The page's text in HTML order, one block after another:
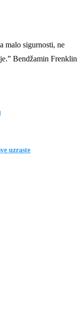
malo sigurnosti, ne
Bendžamin Frenklin
uzraste